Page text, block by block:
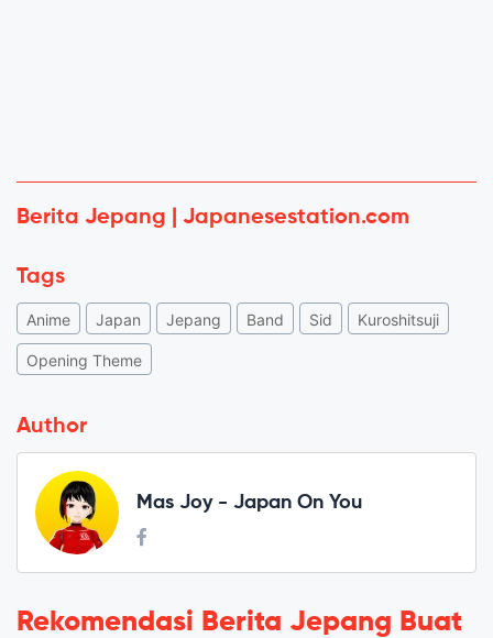
Berita Jepang | Japanesestation.com
Tags
Anime Japan Jepang Band Sid Kuroshitsuji
Opening Theme
Author
Mas Joy - Japan On You
Rekomendasi Berita Jepang Buat